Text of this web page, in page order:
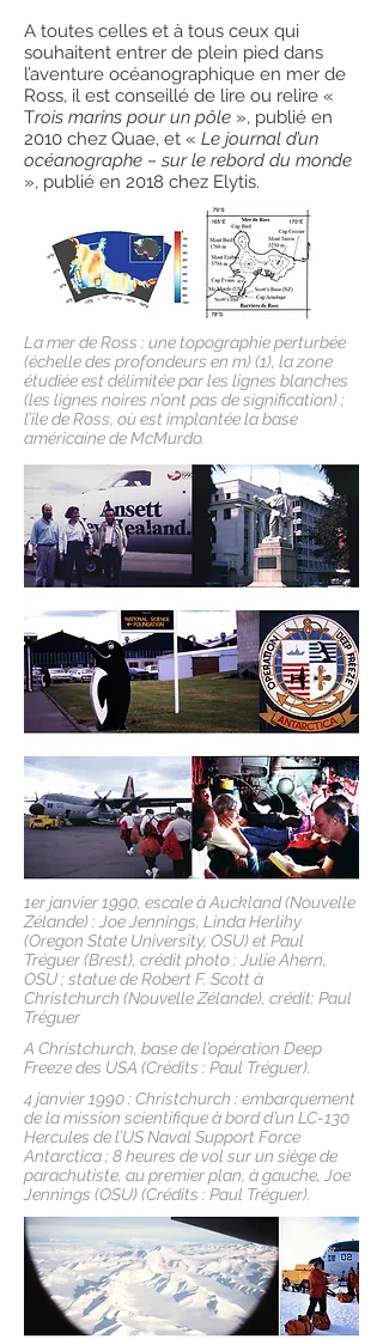
A toutes celles et à tous ceux qui
souhaitent entrer de plein pied dans
l’aventure océanographique en mer de
Ross, il est conseillé de lire ou relire «
Trois marins pour un pôle », publié en
2010 chez Quae, et « Le journal d’un
océanographe – sur le rebord du monde
», publié en 2018 chez Elytis.
La mer de Ross : une topographie perturbée
(échelle des profondeurs en m) (1), la zone
étudiée est délimitée par les lignes blanches
(les lignes noires n’ont pas de signification) ;
l’île de Ross, où est implantée la base
américaine de McMurdo.
1er janvier 1990, escale à Auckland (Nouvelle
Zélande) : Joe Jennings, Linda Herlihy
(Oregon State University, OSU) et Paul
Tréguer (Brest), crédit photo : Julie Ahern,
OSU ; statue de Robert F. Scott à
Christchurch (Nouvelle Zélande), crédit: Paul
Tréguer
A Christchurch, base de l’opération Deep
Freeze des USA (Crédits : Paul Tréguer).
4 janvier 1990 : Christchurch : embarquement
de la mission scientifique à bord d’un LC-130
Hercules de l’US Naval Support Force
Antarctica ; 8 heures de vol sur un siège de
parachutiste, au premier plan, à gauche, Joe
Jennings (OSU) (Crédits : Paul Tréguer).